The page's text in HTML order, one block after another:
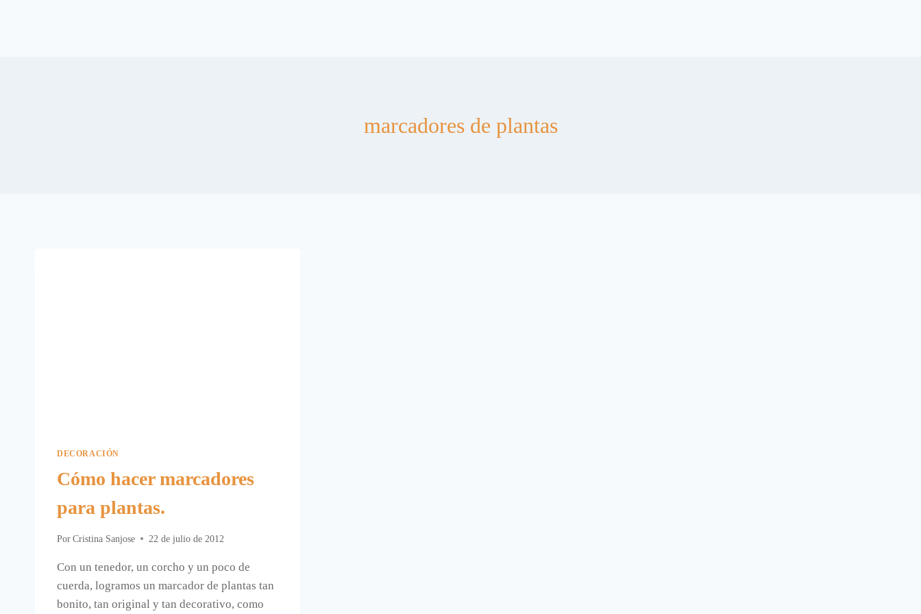
marcadores de plantas
DECORACIÓN
Cómo hacer marcadores
para plantas.
Por Cristina Sanjose 22 de julio de 2012
Con un tenedor, un corcho y un poco de
cuerda, logramos un marcador de plantas tan
bonito, tan original y tan decorativo, como